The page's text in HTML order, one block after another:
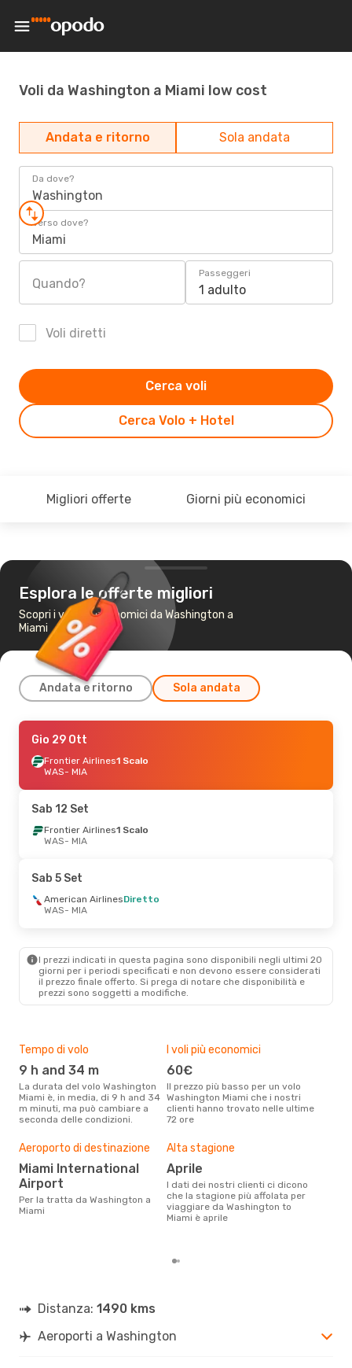
Voli da Washington a Miami low cost
Andata e ritorno Sola andata
Da dove?
Washington
Verso dove?
Miami
Quando?
Passeggeri
1 adulto
Voli diretti
Cerca Volo + Hotel
Cerca voli
Migliori offerte Giorni più economici
Esplora le offerte migliori
Scopri i voli più economici da Washington a
Miami
Andata e ritorno Sola andata
Sab 12 Set
Frontier Airlines1 Scalo
WAS- MIA
MIA- WAS
Gio 29 Ott
Frontier Airlines1 Scalo
WAS- MIA
Sab 12 Set
Frontier Airlines1 Scalo
WAS- MIA
Sab 5 Set
American AirlinesDiretto
WAS- MIA
I prezzi indicati in questa pagina sono disponibili negli ultimi 20
giorni per i periodi specificati e non devono essere considerati
il ​​prezzo finale offerto. Si prega di notare che disponibilità e
prezzi sono soggetti a modifiche.
Tempo di volo
9 h and 34 m
La durata del volo Washington
Miami è, in media, di 9 h and 34
m minuti, ma può cambiare a
seconda delle condizioni.
I voli più economici
60€
Il prezzo più basso per un volo
Washington Miami che i nostri
clienti hanno trovato nelle ultime
72 ore
Aeroporto di destinazione
Miami International
Airport
Per la tratta da Washington a
Miami
Alta stagione
aprile
I dati dei nostri clienti ci dicono
che la stagione più affolata per
viaggiare da Washington to
Miami è aprile
Distanza: 1490 kms
Aeroporti a Washington